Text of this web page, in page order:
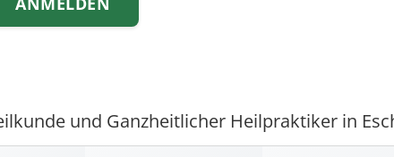
und Ganzheitlicher Heilpraktiker in